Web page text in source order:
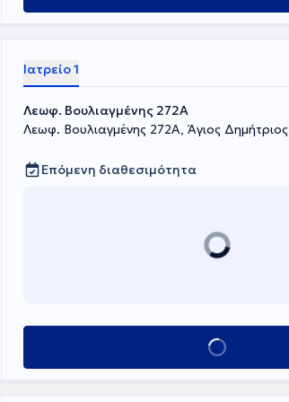
Ιατρείο 1
Λεωφ. Βουλιαγμένης 272A
Λεωφ. Βουλιαγμένης 272A, Άγιος
Επόμενη διαθεσιμότητα
Κλείσε ραντεβού